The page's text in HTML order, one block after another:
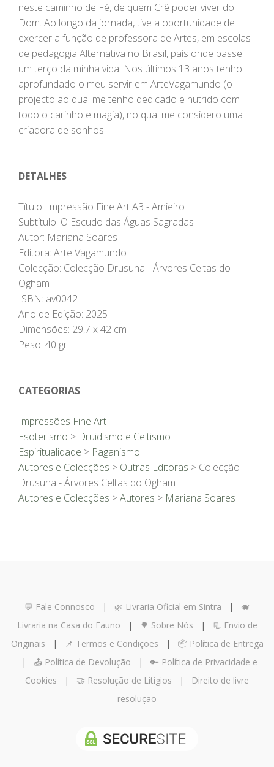
neste caminho de Fé, de quem Crê poder viver do
Dom. Ao longo da jornada, tive a oportunidade de
exercer a função de professora de Artes, em escolas
de pedagogia Alternativa no Brasil, país onde passei
um terço da minha vida. Nos últimos 13 anos tenho
aprofundado o meu servir em ArteVagamundo (o
projecto ao qual me tenho dedicado e nutrido com
todo o carinho e magia), no qual me considero uma
criadora de sonhos.
DETALHES
Título: Impressão Fine Art A3 - Amieiro
Subtítulo: O Escudo das Águas Sagradas
Autor: Mariana Soares
Editora: Arte Vagamundo
Colecção: Colecção Drusuna - Árvores Celtas do
Ogham
ISBN: av0042
Ano de Edição: 2025
Dimensões: 29,7 x 42 cm
Peso: 40 gr
CATEGORIAS
Impressões Fine Art
Esoterismo > Druidismo e Celtismo
Espiritualidade > Paganismo
Autores e Colecções > Outras Editoras > Colecção
Drusuna - Árvores Celtas do Ogham
Autores e Colecções >Autores > Mariana Soares
💬 Fale Connosco | 🌿 Livraria Oficial em Sintra | 🐗
Livraria na Casa do Fauno | 🌳 Sobre Nós | 📃 Envio de
Originais | 📌 Termos e Condições | 📦 Política de Entrega
| 📤 Política de Devolução | 🔑 Política de Privacidade e
Cookies | 🤝 Resolução de Litígios |
Direito de livre
resolução